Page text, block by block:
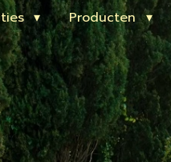
Producten